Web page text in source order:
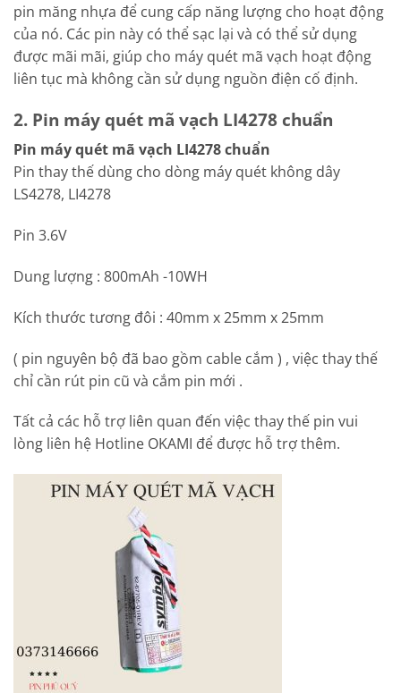
pin măng nhựa để cung cấp năng lượng cho hoạt động
của nó. Các pin này có thể sạc lại và có thể sử dụng
được mãi mãi, giúp cho máy quét mã vạch hoạt động
liên tục mà không cần sử dụng nguồn điện cố định.
2. Pin máy quét mã vạch LI4278 chuẩn
Pin máy quét mã vạch LI4278 chuẩn
Pin thay thế dùng cho dòng máy quét không dây
LS4278, LI4278
Pin 3.6V
Dung lượng : 800mAh -10WH
Kích thước tương đôi : 40mm x 25mm x 25mm
( pin nguyên bộ đã bao gồm cable cắm ) , việc thay thế
chỉ cần rút pin cũ và cắm pin mới .
Tất cả các hỗ trợ liên quan đến việc thay thế pin vui
lòng liên hệ Hotline OKAMI để được hỗ trợ thêm.